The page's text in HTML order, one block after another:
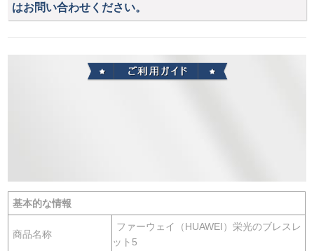
はお問い合わせください。
基本的な情報
商品名称
ファーウェイ（HUAWEI）栄光のブレスレ
ット5